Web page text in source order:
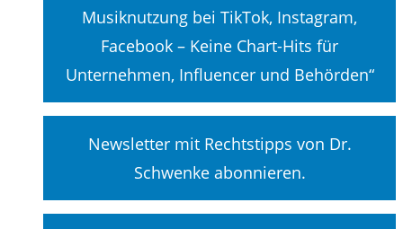
Musiknutzung bei TikTok, Instagram,
Facebook – Keine Chart-Hits für
Unternehmen, Influencer und Behörden“
Newsletter mit Rechtstipps von Dr.
Schwenke abonnieren.